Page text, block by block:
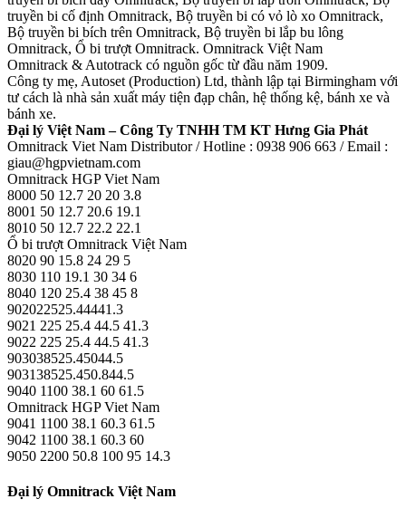
truyền bi cố định Omnitrack, Bộ truyền bi có vỏ lò xo Omnitrack,
Bộ truyền bi bích trên Omnitrack, Bộ truyền bi lắp bu lông
Omnitrack, Ổ bi trượt Omnitrack. Omnitrack Việt Nam
Omnitrack & Autotrack có nguồn gốc từ đầu năm 1909.
Công ty mẹ, Autoset (Production) Ltd, thành lập tại Birmingham với
tư cách là nhà sản xuất máy tiện đạp chân, hệ thống kệ, bánh xe và
bánh xe.
Đại lý Việt Nam – Công Ty TNHH TM KT Hưng Gia Phát
Omnitrack Viet Nam Distributor / Hotline : 0938 906 663 / Email :
giau@hgpvietnam.com
Omnitrack HGP Viet Nam
8000 50 12.7 20 20 3.8
8001 50 12.7 20.6 19.1
8010 50 12.7 22.2 22.1
Ổ bi trượt Omnitrack Việt Nam
8020 90 15.8 24 29 5
8030 110 19.1 30 34 6
8040 120 25.4 38 45 8
902022525.44441.3
9021 225 25.4 44.5 41.3
9022 225 25.4 44.5 41.3
903038525.45044.5
903138525.450.844.5
9040 1100 38.1 60 61.5
Omnitrack HGP Viet Nam
9041 1100 38.1 60.3 61.5
9042 1100 38.1 60.3 60
9050 2200 50.8 100 95 14.3
Đại lý Omnitrack Việt Nam